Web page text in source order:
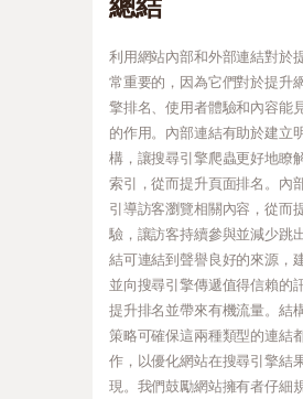
總結
利用網站內部和外部連結對於
常重要的，因為它們對於提升
擎排名、使用者體驗和內容能
的作用。內部連結有助於建立
構，讓搜尋引擎爬蟲更好地瞭
索引，從而提升頁面排名。內
引導訪客瀏覽相關內容，從而
驗，讓訪客持續參與並減少跳
結可連結到聲譽良好的來源，
並向搜尋引擎傳遞值得信賴的
提升排名並帶來有機流量。結
策略可確保這兩種類型的連結
作，以優化網站在搜尋引擎結
現。我們鼓勵網站擁有者仔細